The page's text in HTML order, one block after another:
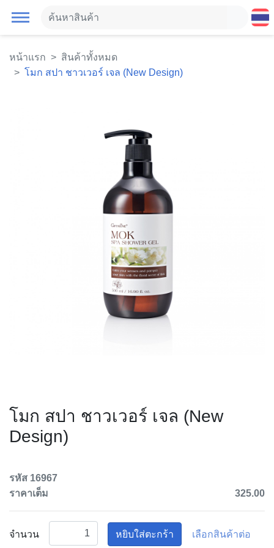
หน้าแรก
สินค้าทั้งหมด
โมก สปา ชาวเวอร์ เจล (New Design)
โมก สปา ชาวเวอร์ เจล (New
Design)
รหัส 16967
ราคาเต็ม
325.00
จำนวน หยิบใส่ตะกร้า เลือกสินค้าต่อ